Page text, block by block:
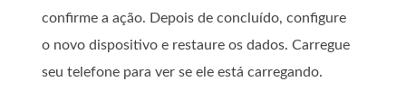
confirme a ação. Depois de concluído, configure
o novo dispositivo e restaure os dados. Carregue
seu telefone para ver se ele está carregando.